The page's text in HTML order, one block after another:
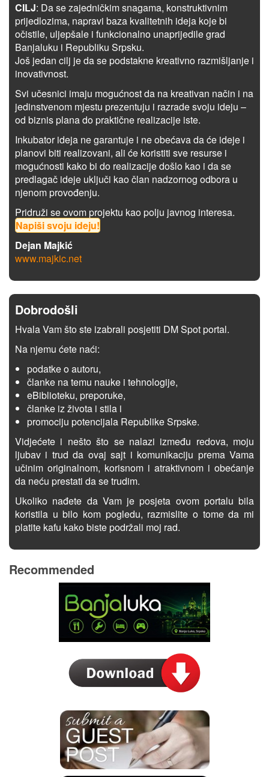
CILJ: Da se zajedničkim snagama, konstruktivnim
prijedlozima, napravi baza kvalitetnih ideja koje bi
očistile, uljepšale i funkcionalno unaprijedile grad
Banjaluku i Republiku Srpsku.
Još jedan cilj je da se podstakne kreativno razmišljanje i
inovativnost.
Svi učesnici imaju mogućnost da na kreativan način i na
jedinstvenom mjestu prezentuju i razrade svoju ideju –
od biznis plana do praktične realizacije iste.
Inkubator ideja ne garantuje i ne obećava da će ideje i
planovi biti realizovani, ali će koristiti sve resurse i
mogućnosti kako bi do realizacije došlo kao i da se
predlagač ideje uključi kao član nadzornog odbora u
njenom provođenju.
Pridruži se ovom projektu kao polju javnog interesa.
Napiši svoju ideju!
Dejan Majkić
www.majkic.net
Dobrodošli
Hvala Vam što ste izabrali posjetiti DM Spot portal.
Na njemu ćete naći:
podatke o autoru,
članke na temu nauke i tehnologije,
eBiblioteku, preporuke,
članke iz života i stila i
promociju potencijala Republike Srpske.
Vidjećete i nešto što se nalazi između redova, moju
ljubav i trud da ovaj sajt i komunikaciju prema Vama
učinim originalnom, korisnom i atraktivnom i obećanje
da neću prestati da se trudim.
Ukoliko nađete da Vam je posjeta ovom portalu bila
koristila u bilo kom pogledu, razmislite o tome da mi
platite kafu kako biste podržali moj rad.
Recommended